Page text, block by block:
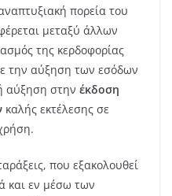
πορεία του
μεταξύ άλλων
της κερδοφορίας
την αύξηση των εσόδων
αύξηση στην έκδοση
καλής εκτέλεσης σε
που εξακολουθεί
και εν μέσω των